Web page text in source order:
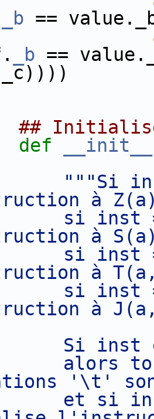
_b ==
_b ==
##
def __init__
"""Si
à
si inst
à
si inst
à
si inst
à
Si inst
alors
'\t'
et si